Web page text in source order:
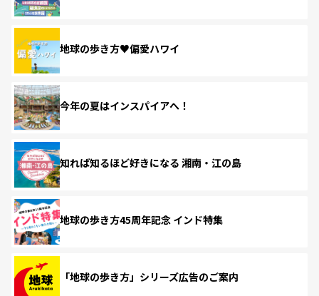
地球の歩き方♥偏愛ハワイ
今年の夏はインスパイアへ！
知れば知るほど好きになる 湘南・江の島
地球の歩き方45周年記念 インド特集
「地球の歩き方」シリーズ広告のご案内